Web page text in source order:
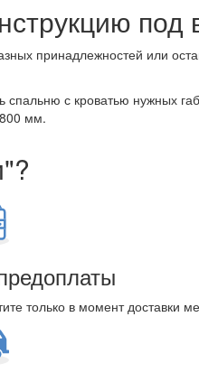
под
принадлежностей или
с кроватью нужных
мм.
только в момент доставки